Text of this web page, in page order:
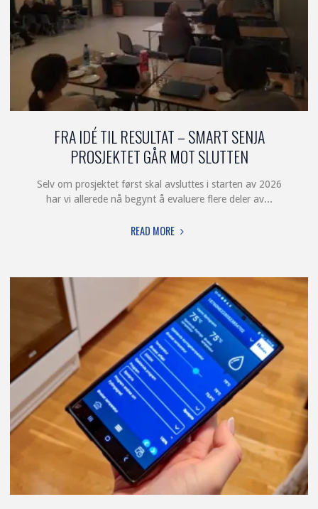
FRA IDÉ TIL RESULTAT – SMART SENJA
PROSJEKTET GÅR MOT SLUTTEN
Selv om prosjektet først skal avsluttes i starten av 2026
har vi allerede nå begynt å evaluere flere deler av...
READ MORE "FRA
RESULTAT
–
SMART
SENJA
PROSJEKTET
GÅR
MOT
SLUTTEN"